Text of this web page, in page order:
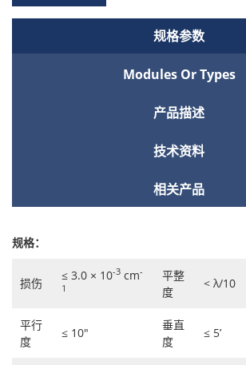
规格参数
Modules Or Types
产品描述
技术资料
相关产品
规格：
损伤
≤ 3.0 × 10-3 cm-
1
平整
度
< λ/10
平行
度
≤ 10"
垂直
度
≤ 5’